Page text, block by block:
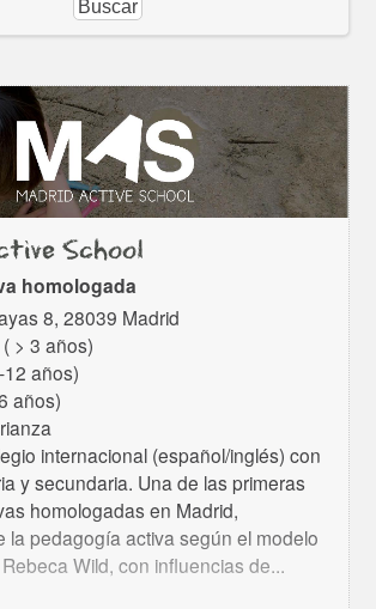
School
homologada
8, 28039 Madrid
> 3 años)
años)
años)
internacional (español/inglés) con
y secundaria. Una de las primeras
homologadas en Madrid,
la pedagogía activa según el modelo
Wild, con influencias de...